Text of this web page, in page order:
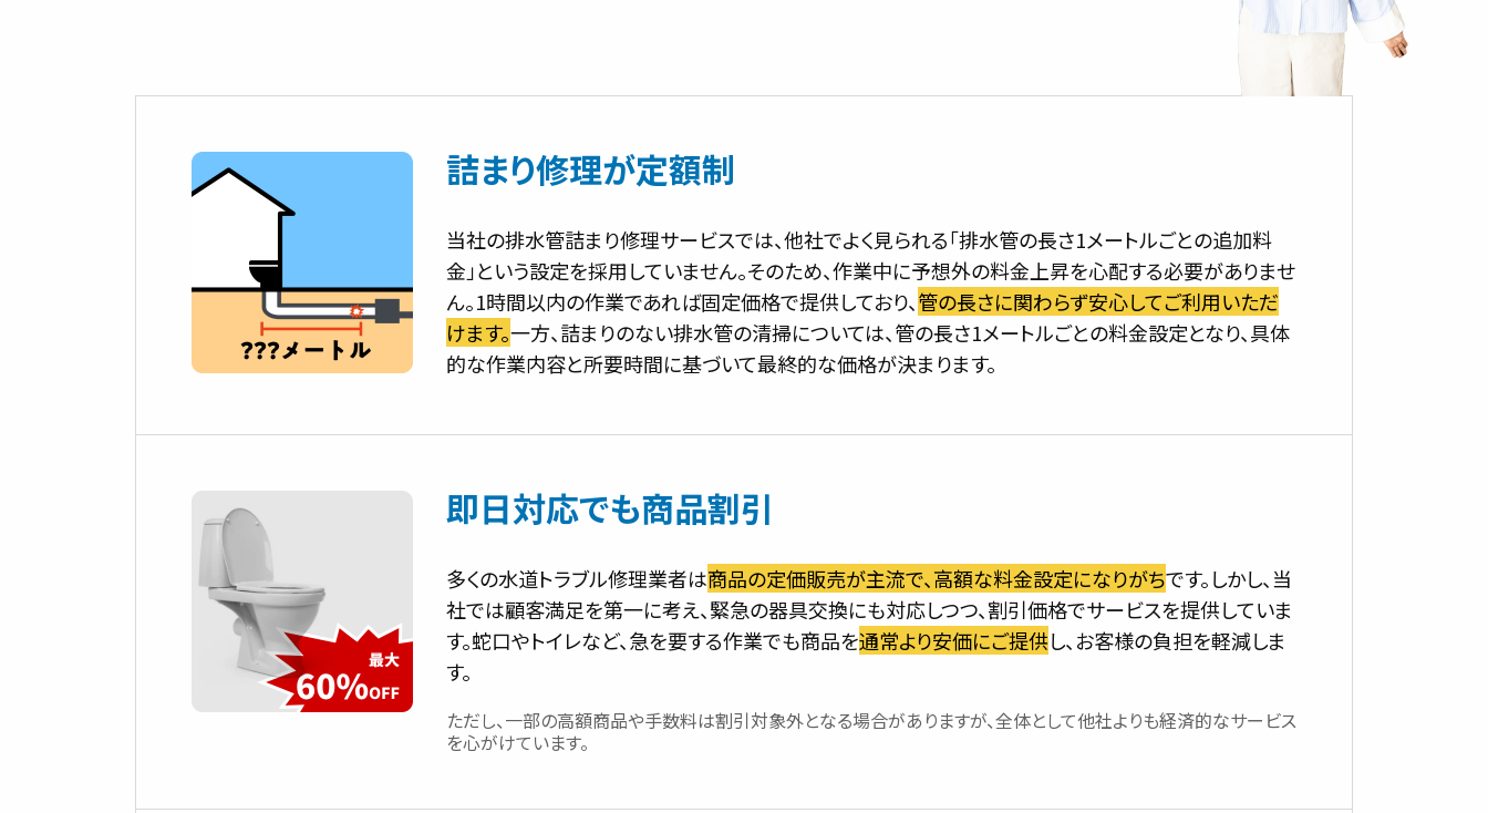
詰まり修理が定額制
当社の排水管詰まり修理サービスでは、他社でよく見られる「排水管の長さ1メートルごとの追加料
金」という設定を採用していません。そのため、作業中に予想外の料金上昇を心配する必要がありませ
ん。1時間以内の作業であれば固定価格で提供しており、管の長さに関わらず安心してご利用いただ
けます。一方、詰まりのない排水管の清掃については、管の長さ1メートルごとの料金設定となり、具体
的な作業内容と所要時間に基づいて最終的な価格が決まります。
即日対応でも商品割引
多くの水道トラブル修理業者は商品の定価販売が主流で、高額な料金設定になりがちです。しかし、当
社では顧客満足を第一に考え、緊急の器具交換にも対応しつつ、割引価格でサービスを提供していま
す。蛇口やトイレなど、急を要する作業でも商品を通常より安価にご提供し、お客様の負担を軽減しま
す。
ただし、一部の高額商品や手数料は割引対象外となる場合がありますが、全体として他社よりも経済的なサービス
を心がけています。